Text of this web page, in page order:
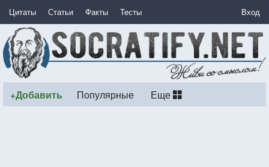
Цитаты Статьи Факты Тесты Вход
+Добавить Популярные Еще